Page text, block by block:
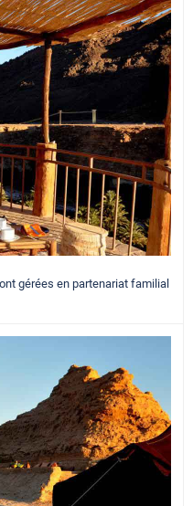
gérées en partenariat familial